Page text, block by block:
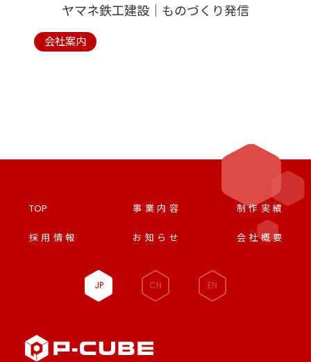
ヤマネ鉄工建設│ものづくり発信
会社案内
JP CN EN
TOP 事業内容 制作実績
採用情報 お知らせ 会社概要